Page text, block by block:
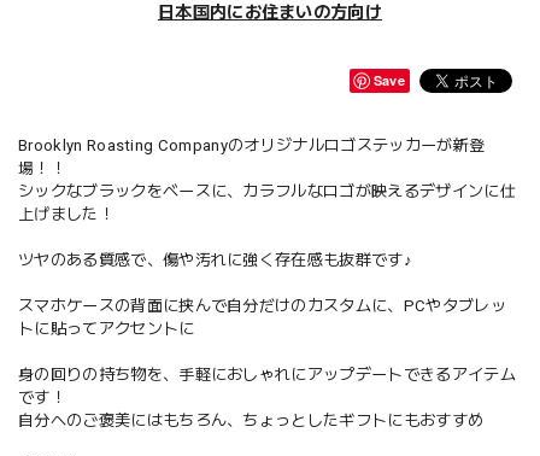
日本国内にお住まいの方向け
Save
Brooklyn Roasting Companyのオリジナルロゴステッカーが新登
場！！
シックなブラックをベースに、カラフルなロゴが映えるデザインに仕
上げました！
ツヤのある質感で、傷や汚れに強く存在感も抜群です♪
スマホケースの背面に挟んで自分だけのカスタムに、PCやタブレッ
トに貼ってアクセントに
身の回りの持ち物を、手軽におしゃれにアップデートできるアイテム
です！
自分へのご褒美にはもちろん、ちょっとしたギフトにもおすすめ